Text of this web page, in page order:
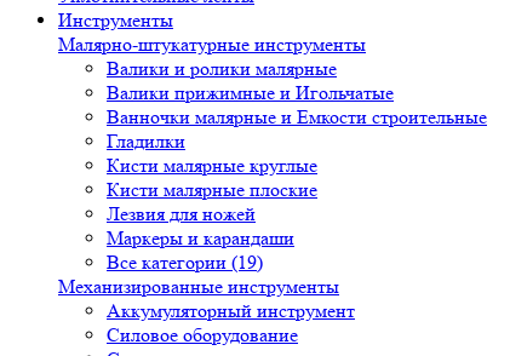
Инструменты
Малярно-штукатурные инструменты
Валики и ролики малярные
Валики прижимные и Игольчатые
Ванночки малярные и Емкости строительные
Гладилки
Кисти малярные круглые
Кисти малярные плоские
Лезвия для ножей
Маркеры и карандаши
Все категории (19)
Механизированные инструменты
Аккумуляторный инструмент
Силовое оборудование